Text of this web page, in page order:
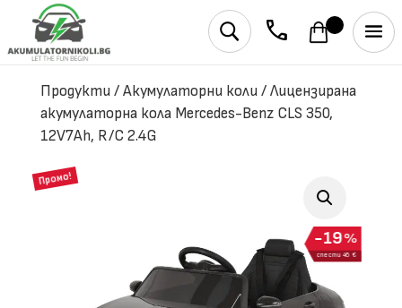
phone
U
Продукти/ Акумулаторни коли/ Лицензирана
акумулаторна кола Mercedes-Benz CLS 350,
12V7Ah, R/C 2.4G
Промо!
%
19
спести 46 €